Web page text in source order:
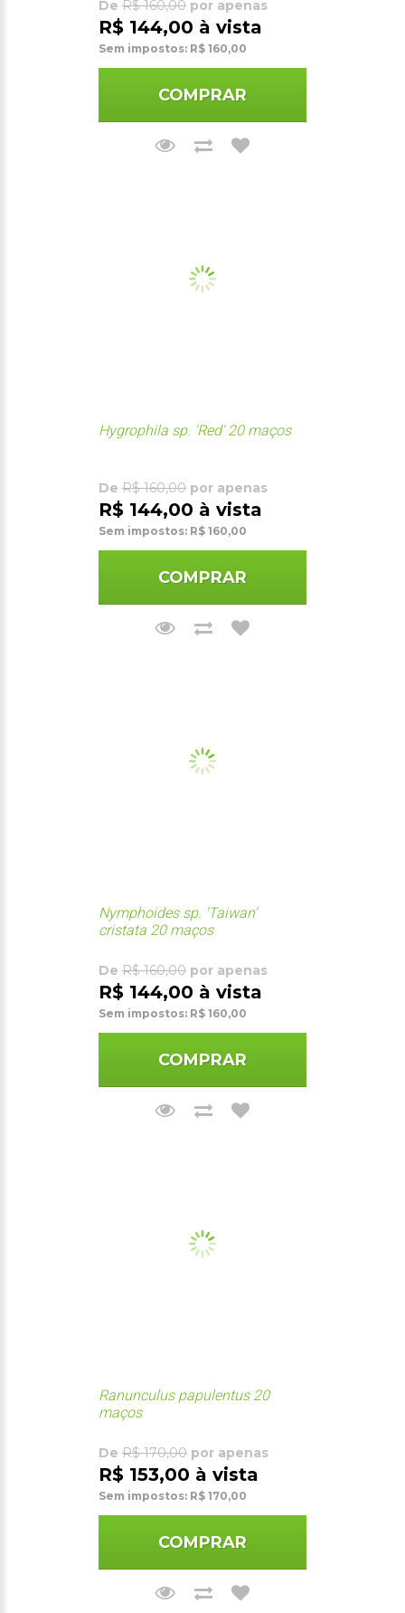
De R$ 160,00 por apenas
R$ 144,00 à vista
Sem impostos: R$ 160,00
COMPRAR
Hygrophila sp. 'Red' 20 maços
De R$ 160,00 por apenas
R$ 144,00 à vista
Sem impostos: R$ 160,00
COMPRAR
Nymphoides sp. 'Taiwan'
cristata 20 maços
De R$ 160,00 por apenas
R$ 144,00 à vista
Sem impostos: R$ 160,00
COMPRAR
Ranunculus papulentus 20
maços
De R$ 170,00 por apenas
R$ 153,00 à vista
Sem impostos: R$ 170,00
COMPRAR